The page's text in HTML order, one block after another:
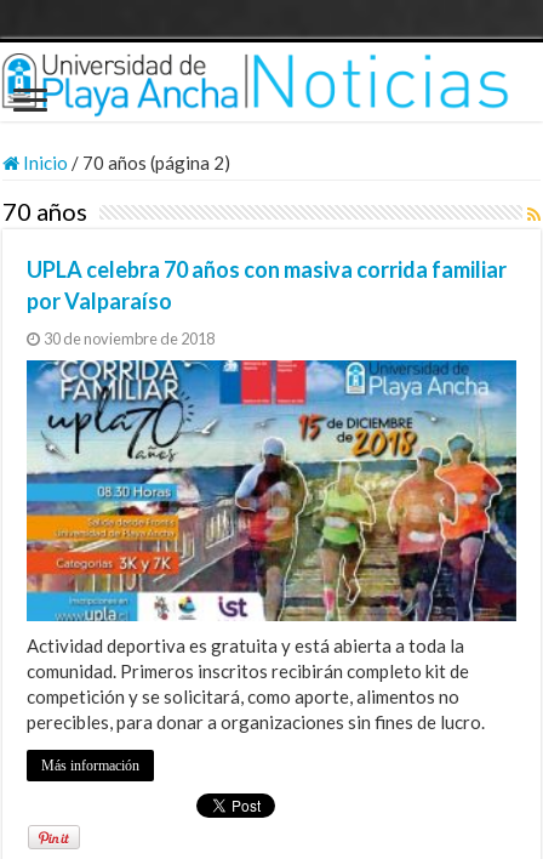
Inicio / 70 años (página 2)
70 años
UPLA celebra 70 años con masiva corrida familiar
por Valparaíso
30 de noviembre de 2018
Actividad deportiva es gratuita y está abierta a toda la
comunidad. Primeros inscritos recibirán completo kit de
competición y se solicitará, como aporte, alimentos no
perecibles, para donar a organizaciones sin fines de lucro.
Más información